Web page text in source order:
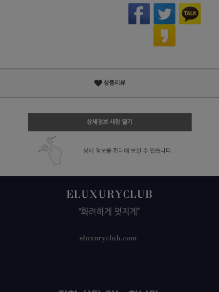
상품리뷰
상세정보 새창 열기
상세 정보를 확대해 보실 수 있습니다.